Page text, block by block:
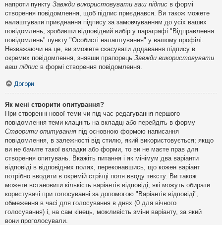
напроти пункту Завжди використовувати ваш підпис в формі
створення повідомлення, щоб підпис приєднався. Ви також можете
налаштувати приєднання підпису за замовчуванням до усіх ваших
повідомлень, зробивши відповідний вибір у параграфі "Відправлення
повідомлень" пункту "Особисті налаштування" у вашому профілі.
Незважаючи на це, ви зможете скасувати додавання підпису в
окремих повідомлення, знявши прапорець Завжди використовувати
ваш підпис в формі створення повідомлення.
Догори
Як мені створити опитування?
При створенні нової теми чи під час редагування першого
повідомлення теми клацніть на вкладці або перейдіть в форму
Створити опитування під основною формою написання
повідомлення, в залежності від стилю, який використовується; якщо
ви не бачите такої вкладки або форми, то ви не маєте прав для
створення опитувань. Вкажіть питання і як мінімум два варіанти
відповіді в відповідних полях, переконавшись, що кожен варіант
потрібно вводити в окремій стрічці поля вводу тексту. Ви також
можете встановити кількість варіантів відповіді, які можуть обирати
користувачі при голосуванні за допомогою "Варіантів відповіді",
обмеження в часі для голосування в днях (0 для вічного
голосування) і, на сам кінець, можливість зміни варіанту, за який
вони проголосували.